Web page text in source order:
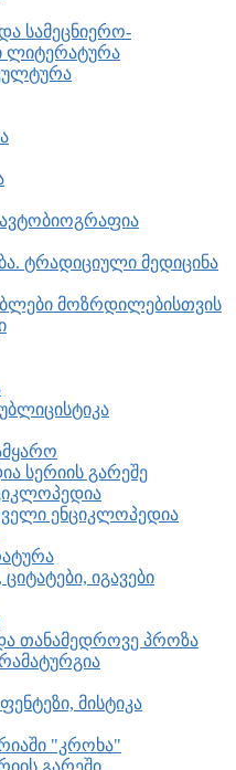
სამეცნიერო-
ტრადიციული მედიცინა
მოზრდილებისთვის
სერიის გარეშე
ენციკლოპედია
იგავები
თანამედროვე პროზა
მისტიკა
"კროხა"
გარეში